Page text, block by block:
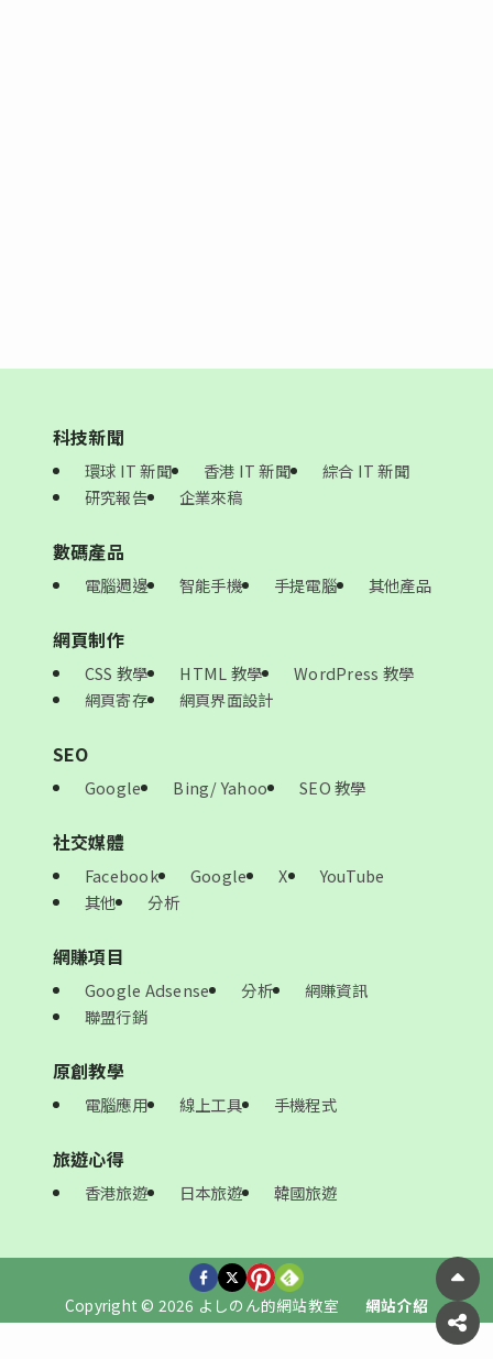
科技新聞
環球 IT 新聞 香港 IT 新聞
綜合 IT 新聞
研究報告
企業來稿
數碼產品
電腦週邊 智能手機 手提電腦 其他產品
網頁制作
CSS 教學 HTML 教學
WordPress 教學
網頁寄存
網頁界面設計
SEO
Google Bing/ Yahoo SEO 教學
社交媒體
Facebook Google X
YouTube
其他
分析
網賺項目
Google Adsense 分析
網賺資訊
聯盟行銷
原創教學
電腦應用 線上工具 手機程式
旅遊心得
香港旅遊 日本旅遊 韓國旅遊
Copyright © 2026 よしのん的網站教室 網站介紹